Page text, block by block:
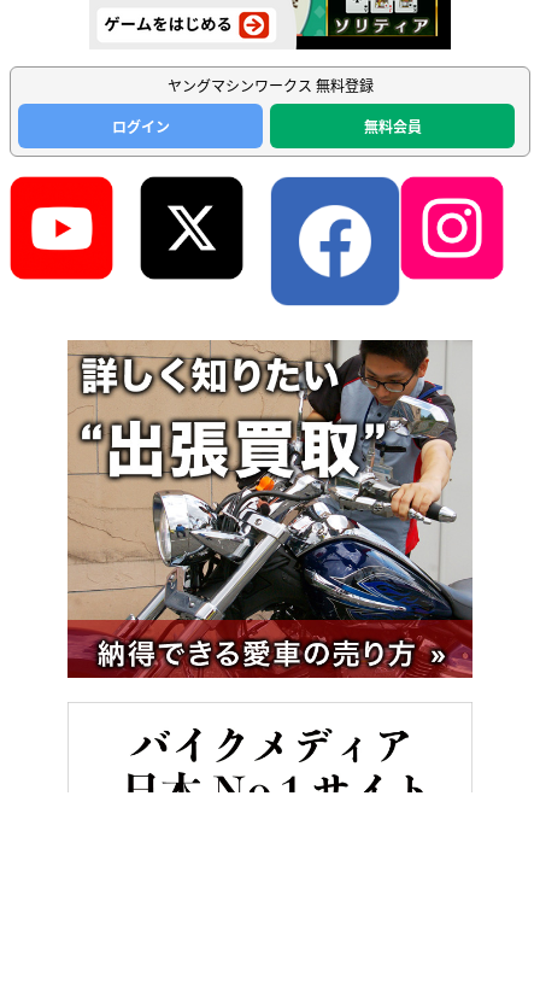
ヤングマシンワークス 無料登録
ログイン
無料会員